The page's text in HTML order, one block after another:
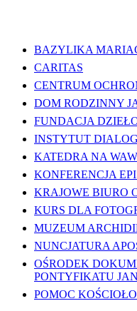
BAZYLIKA
CARITAS
CENTRUM
DOM RODZINNY
FUNDACJA
INSTYTUT
KATEDRA NA
KONFERENCJA
KRAJOWE BIURO
KURS DLA
MUZEUM
NUNCJATURA
OŚRODEK
PONTYFIKATU
POMOC